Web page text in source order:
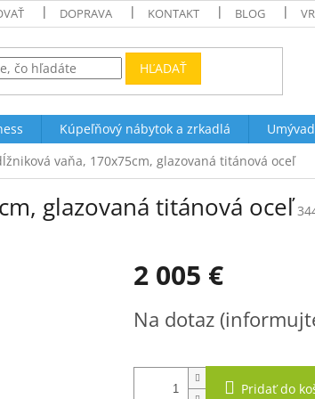
DOPRAVA KONTAKT BLOG
HĽADAŤ
Kúpeľňový nábytok a zrkadlá
vaňa, 170x75cm, glazovaná titánová oceľ
glazovaná titánová oceľ
2 005 €
cena:
Na dotaz
Pridať do